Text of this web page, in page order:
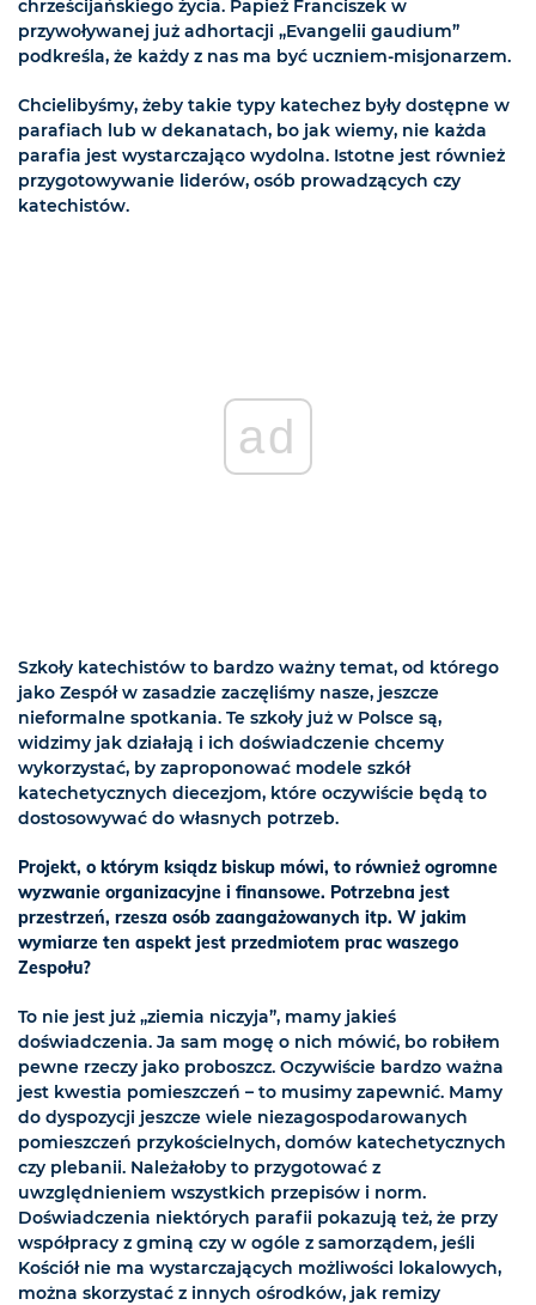
chrześcijańskiego życia. Papież Franciszek w
przywoływanej już adhortacji „Evangelii gaudium”
podkreśla, że każdy z nas ma być uczniem-misjonarzem.
Chcielibyśmy, żeby takie typy katechez były dostępne w
parafiach lub w dekanatach, bo jak wiemy, nie każda
parafia jest wystarczająco wydolna. Istotne jest również
przygotowywanie liderów, osób prowadzących czy
katechistów.
ad
Szkoły katechistów to bardzo ważny temat, od którego
jako Zespół w zasadzie zaczęliśmy nasze, jeszcze
nieformalne spotkania. Te szkoły już w Polsce są,
widzimy jak działają i ich doświadczenie chcemy
wykorzystać, by zaproponować modele szkół
katechetycznych diecezjom, które oczywiście będą to
dostosowywać do własnych potrzeb.
Projekt, o którym ksiądz biskup mówi, to również ogromne
wyzwanie organizacyjne i finansowe. Potrzebna jest
przestrzeń, rzesza osób zaangażowanych itp. W jakim
wymiarze ten aspekt jest przedmiotem prac waszego
Zespołu?
To nie jest już „ziemia niczyja”, mamy jakieś
doświadczenia. Ja sam mogę o nich mówić, bo robiłem
pewne rzeczy jako proboszcz. Oczywiście bardzo ważna
jest kwestia pomieszczeń – to musimy zapewnić. Mamy
do dyspozycji jeszcze wiele niezagospodarowanych
pomieszczeń przykościelnych, domów katechetycznych
czy plebanii. Należałoby to przygotować z
uwzględnieniem wszystkich przepisów i norm.
Doświadczenia niektórych parafii pokazują też, że przy
współpracy z gminą czy w ogóle z samorządem, jeśli
Kościół nie ma wystarczających możliwości lokalowych,
można skorzystać z innych ośrodków, jak remizy